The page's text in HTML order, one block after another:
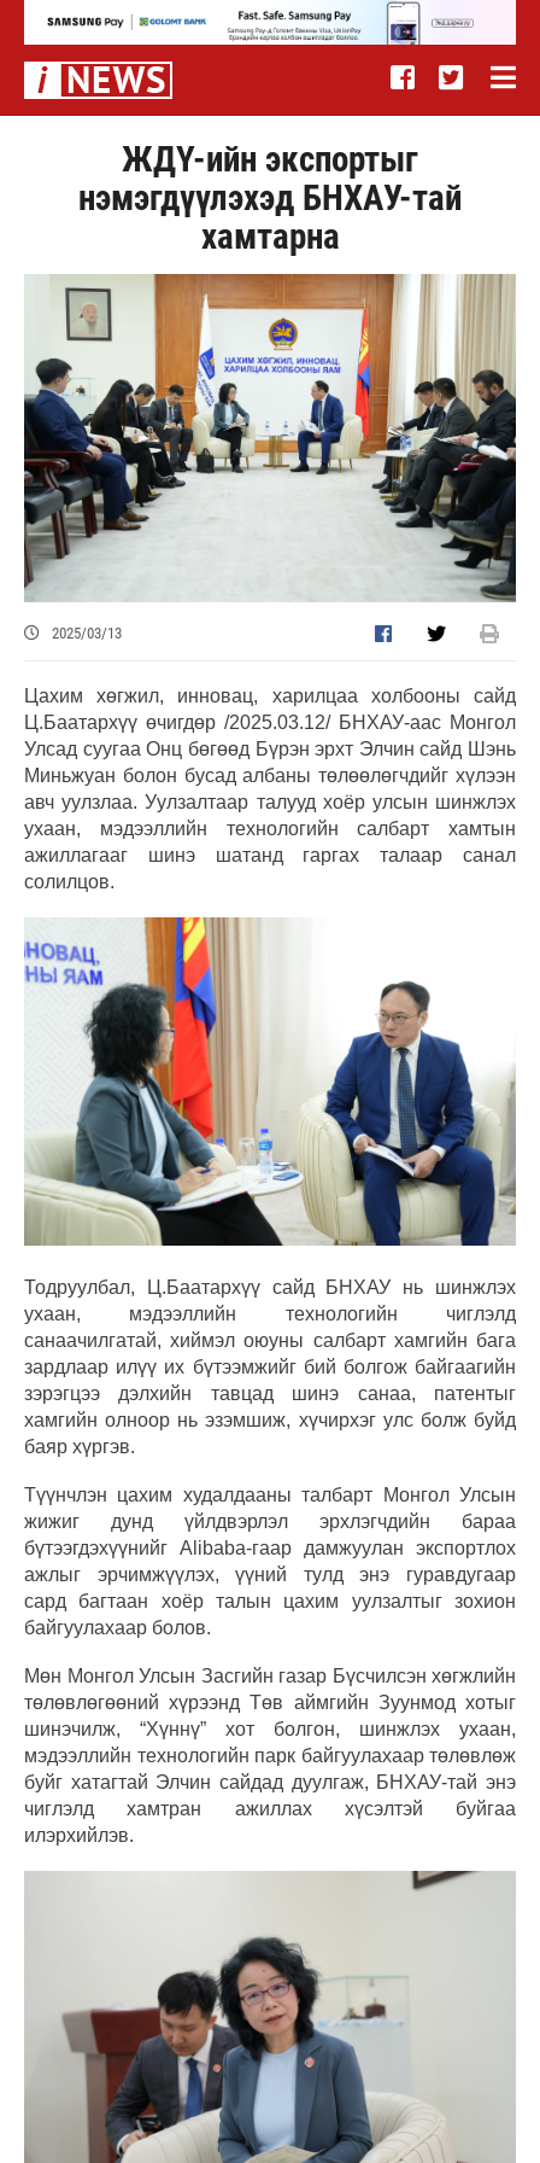
ЖДҮ-ийн экспортыг
нэмэгдүүлэхэд БНХАУ-тай
хамтарна
2025/03/13
Цахим хөгжил, инновац, харилцаа холбооны сайд
Ц.Баатархүү өчигдөр /2025.03.12/ БНХАУ-аас Монгол
Улсад суугаа Онц бөгөөд Бүрэн эрхт Элчин сайд Шэнь
Миньжуан болон бусад албаны төлөөлөгчдийг хүлээн
авч уулзлаа. Уулзалтаар талууд хоёр улсын шинжлэх
ухаан, мэдээллийн технологийн салбарт хамтын
ажиллагааг шинэ шатанд гаргах талаар санал
солилцов.
Тодруулбал, Ц.Баатархүү сайд БНХАУ нь шинжлэх
ухаан, мэдээллийн технологийн чиглэлд
санаачилгатай, хиймэл оюуны салбарт хамгийн бага
зардлаар илүү их бүтээмжийг бий болгож байгаагийн
зэрэгцээ дэлхийн тавцад шинэ санаа, патентыг
хамгийн олноор нь эзэмшиж, хүчирхэг улс болж буйд
баяр хүргэв.
Түүнчлэн цахим худалдааны талбарт Монгол Улсын
жижиг дунд үйлдвэрлэл эрхлэгчдийн бараа
бүтээгдэхүүнийг Alibaba-гаар дамжуулан экспортлох
ажлыг эрчимжүүлэх, үүний тулд энэ гуравдугаар
сард багтаан хоёр талын цахим уулзалтыг зохион
байгуулахаар болов.
Мөн Монгол Улсын Засгийн газар Бүсчилсэн хөгжлийн
төлөвлөгөөний хүрээнд Төв аймгийн Зуунмод хотыг
шинэчилж, “Хүннү” хот болгон, шинжлэх ухаан,
мэдээллийн технологийн парк байгуулахаар төлөвлөж
буйг хатагтай Элчин сайдад дуулгаж, БНХАУ-тай энэ
чиглэлд хамтран ажиллах хүсэлтэй буйгаа
илэрхийлэв.